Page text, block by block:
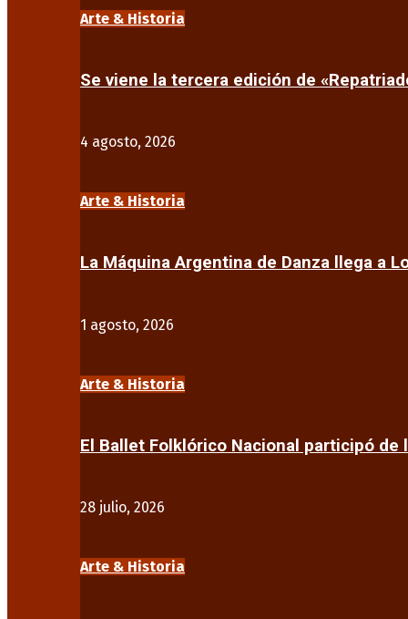
Arte & Historia
Se viene la tercera edición de
4 agosto, 2026
Arte & Historia
La Máquina Argentina de Danza llega a
1 agosto, 2026
Arte & Historia
El Ballet Folklórico Nacional participó de
28 julio, 2026
Arte & Historia